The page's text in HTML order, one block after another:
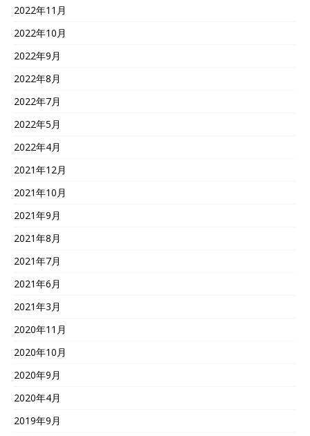
2022年11月
2022年10月
2022年9月
2022年8月
2022年7月
2022年5月
2022年4月
2021年12月
2021年10月
2021年9月
2021年8月
2021年7月
2021年6月
2021年3月
2020年11月
2020年10月
2020年9月
2020年4月
2019年9月